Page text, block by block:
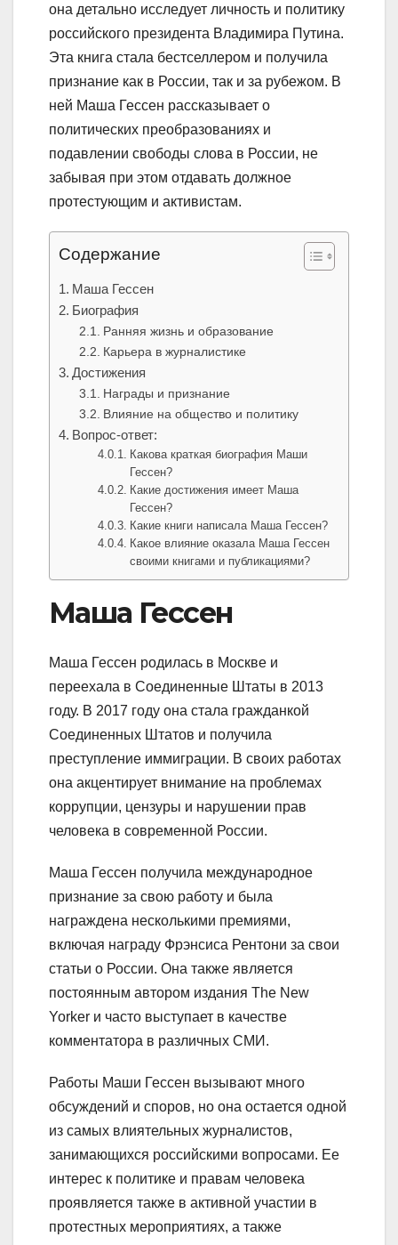
она детально исследует личность и политику
российского президента Владимира Путина.
Эта книга стала бестселлером и получила
признание как в России, так и за рубежом. В
ней Маша Гессен рассказывает о
политических преобразованиях и
подавлении свободы слова в России, не
забывая при этом отдавать должное
протестующим и активистам.
Содержание
Маша Гессен
Биография
Ранняя жизнь и образование
Карьера в журналистике
Достижения
Награды и признание
Влияние на общество и политику
Вопрос-ответ:
Какова краткая биография Маши
Гессен?
Какие достижения имеет Маша
Гессен?
Какие книги написала Маша Гессен?
Какое влияние оказала Маша Гессен
своими книгами и публикациями?
Маша Гессен
Маша Гессен родилась в Москве и
переехала в Соединенные Штаты в 2013
году. В 2017 году она стала гражданкой
Соединенных Штатов и получила
преступление иммиграции. В своих работах
она акцентирует внимание на проблемах
коррупции, цензуры и нарушении прав
человека в современной России.
Маша Гессен получила международное
признание за свою работу и была
награждена несколькими премиями,
включая награду Фрэнсиса Рентони за свои
статьи о России. Она также является
постоянным автором издания The New
Yorker и часто выступает в качестве
комментатора в различных СМИ.
Работы Маши Гессен вызывают много
обсуждений и споров, но она остается одной
из самых влиятельных журналистов,
занимающихся российскими вопросами. Ее
интерес к политике и правам человека
проявляется также в активной участии в
протестных мероприятиях, а также